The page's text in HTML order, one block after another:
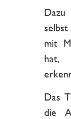
mit
hat,
Das
die